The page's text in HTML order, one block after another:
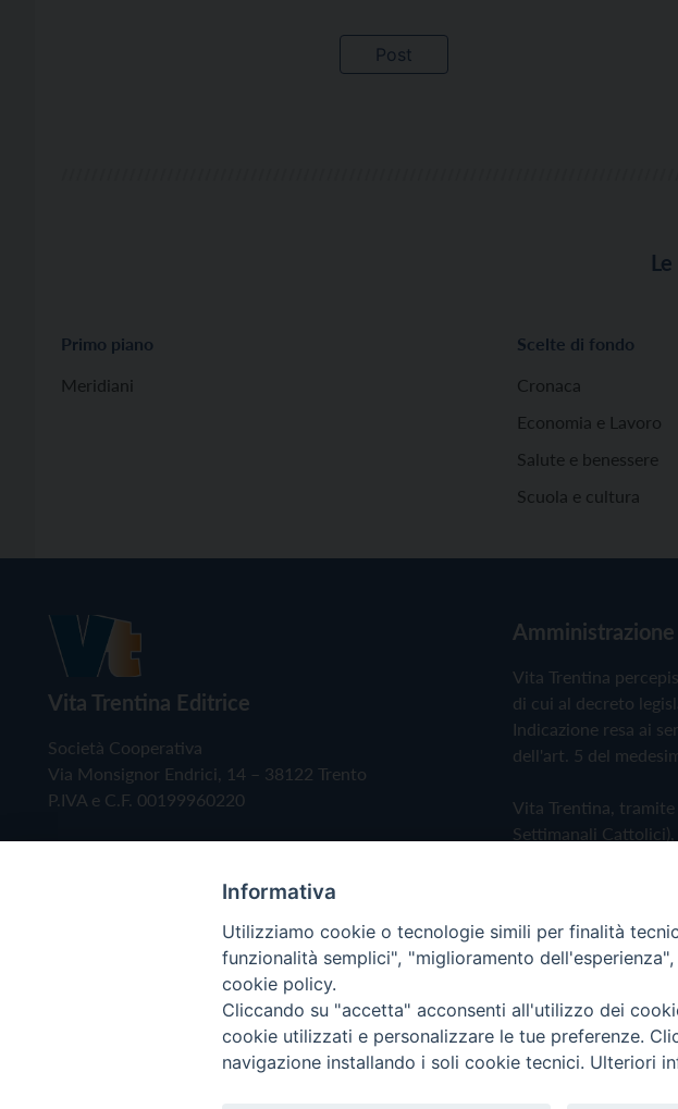
Primo piano
Meridiani
Scelte di fondo
Cronaca
Economia e Lavoro
Salute e benessere
Scuola e cultura
Vita Trentina Editrice
Società Cooperativa
Via Monsignor Endrici, 14 – 38122 Trento
P.IVA e C.F. 00199960220
Vita Trentina
di cui al decreto
Indicazione resa ai
dell'art. 5 del
Vita Trentina, tramite
Settimanali
Privacy Policy
Copyright © 2019 - Tutti i diritti riservati - Vita Trentina Editrice
Informativa
Utilizziamo cookie o tecnologie simili per finalità
funzionalità semplici", "miglioramento
cookie policy.
Cliccando su "accetta" acconsenti all'utilizzo dei
cookie utilizzati e personalizzare le tue preferenze.
navigazione installando i soli cookie tecnici. Ulteriori